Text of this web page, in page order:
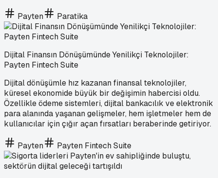
Payten Paratika
Dijital Finansın Dönüşümünde Yenilikçi Teknolojiler:
Payten Fintech Suite
Dijital dönüşümle hız kazanan finansal teknolojiler,
küresel ekonomide büyük bir değişimin habercisi oldu.
Özellikle ödeme sistemleri, dijital bankacılık ve elektronik
para alanında yaşanan gelişmeler, hem işletmeler hem de
kullanıcılar için çığır açan fırsatları beraberinde getiriyor.
Payten Payten Fintech Suite